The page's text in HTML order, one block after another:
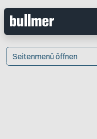
Seitenmenü öffnen